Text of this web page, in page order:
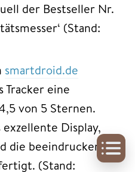
der Bestseller Nr.
(Stand:
smartdroid.de
Tracker eine
von 5 Sternen.
Display,
die beeindruckende
(Stand: